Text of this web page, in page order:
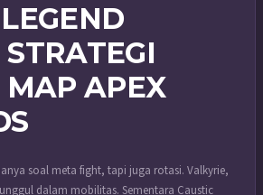
MAP APEX
soal meta fight, tapi juga rotasi. Valkyrie,
dalam mobilitas. Sementara Caustic